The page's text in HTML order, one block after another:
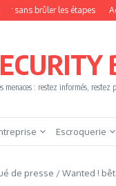
les étapes Accès
menaces : restez informés, restez
Escroquerie
de presse /Wanted !